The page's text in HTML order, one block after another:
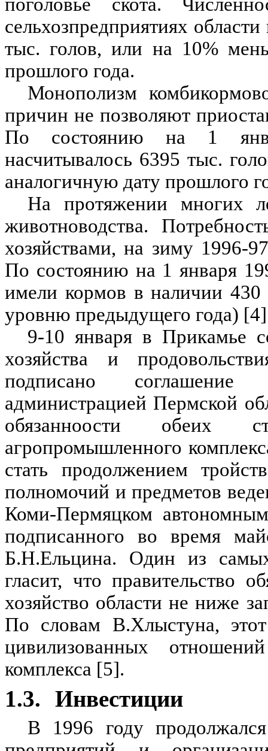
сельхозпредприятиях
тыс. голов, или на 10%
прошлого года.
Монополизм
причин не позволяют
По состоянию на 1
насчитывалось 6395 тыс.
аналогичную дату прошлого
На протяжении многих
животноводства.
хозяйствами, на зиму 1996-
По состоянию на 1 января
имели кормов в наличии
уровню предыдущего года)
9-10 января в Прикамье
хозяйства и
подписано
администрацией Пермской
обязанноости обеих
агропромышленного
стать продолжением
полномочий и предметов
Коми-Пермяцком
подписанного во время
Б.Н.Ельцина. Один из
гласит, что правительство
хозяйство области не ниже
По словам В.Хлыстуна,
цивилизованных
комплекса [5].
1.3. Инвестиции
В 1996 году